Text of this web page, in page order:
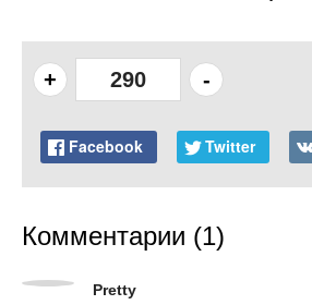
+ 290 -
Facebook Twitter
Комментарии (1)
Pretty